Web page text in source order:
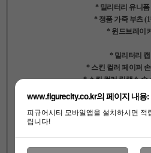
* 밀리터리 유니폼
* 정품 가죽 부츠
* 윈드브레이
* 밀리터리 캡
* 스킨 컬러 페이퍼
* 스킨 컬러 릴랙스 손
* 스킨 컬러 릴랙스 손
* 블랙 장갑형 손 A
* 블랙 장갑형 손 B
www.figurecity.co.kr의 페이지 내용:
피규어시티 모바일앱을 설치하시면 적
립니다!